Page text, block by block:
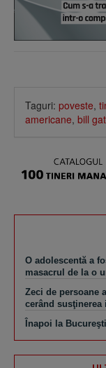
Taguri: poveste,
americane, bill
O adolescentă a
masacrul de la o
Zeci de persoane
cerând susţinerea
Înapoi la Bucureşti